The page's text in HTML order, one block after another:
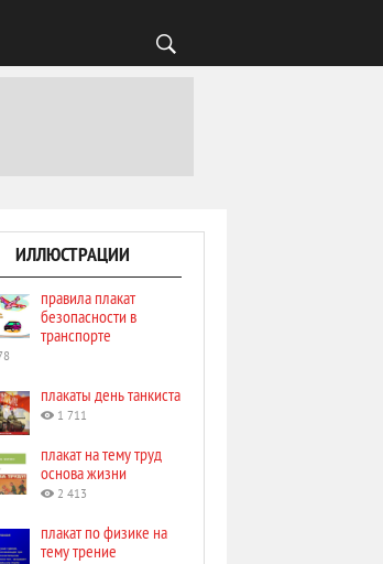
ИЛЛЮСТРАЦИИ
правила плакат
безопасности в
транспорте
плакаты день танкиста
1 711
плакат на тему труд
основа жизни
2 413
плакат по физике на
тему трение